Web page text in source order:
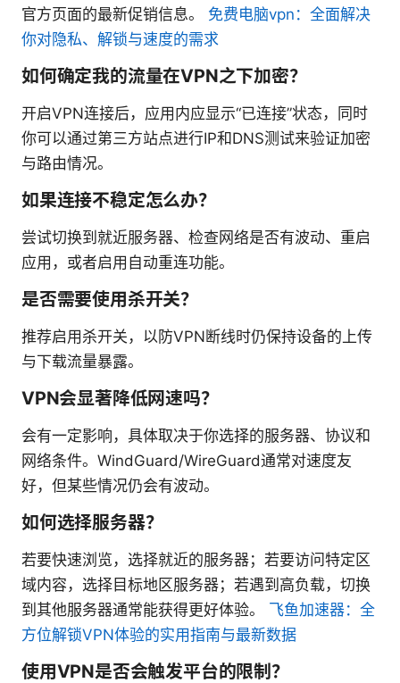
官方页面的最新促销信息。 免费电脑vpn：全面解决
你对隐私、解锁与速度的需求
如何确定我的流量在VPN之下加密？
开启VPN连接后，应用内应显示“已连接”状态，同时
你可以通过第三方站点进行IP和DNS测试来验证加密
与路由情况。
如果连接不稳定怎么办？
尝试切换到就近服务器、检查网络是否有波动、重启
应用，或者启用自动重连功能。
是否需要使用杀开关？
推荐启用杀开关，以防VPN断线时仍保持设备的上传
与下载流量暴露。
VPN会显著降低网速吗？
会有一定影响，具体取决于你选择的服务器、协议和
网络条件。WindGuard/WireGuard通常对速度友
好，但某些情况仍会有波动。
如何选择服务器？
若要快速浏览，选择就近的服务器；若要访问特定区
域内容，选择目标地区服务器；若遇到高负载，切换
到其他服务器通常能获得更好体验。 飞鱼加速器：全
方位解锁VPN体验的实用指南与最新数据
使用VPN是否会触发平台的限制？